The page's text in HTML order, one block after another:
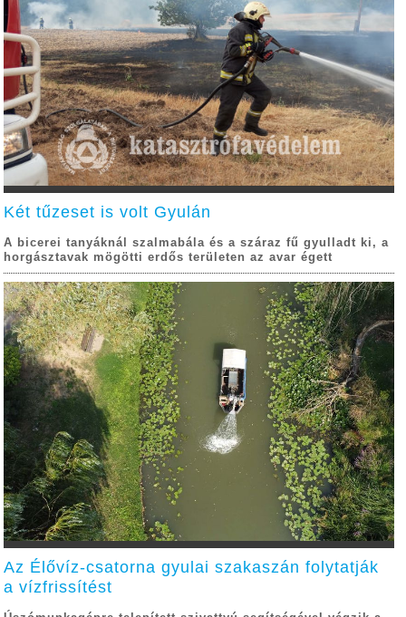
Két tűzeset is volt Gyulán
A bicerei tanyáknál szalmabála és a száraz fű gyulladt ki, a
horgásztavak mögötti erdős területen az avar égett
Az Élővíz-csatorna gyulai szakaszán folytatják
a vízfrissítést